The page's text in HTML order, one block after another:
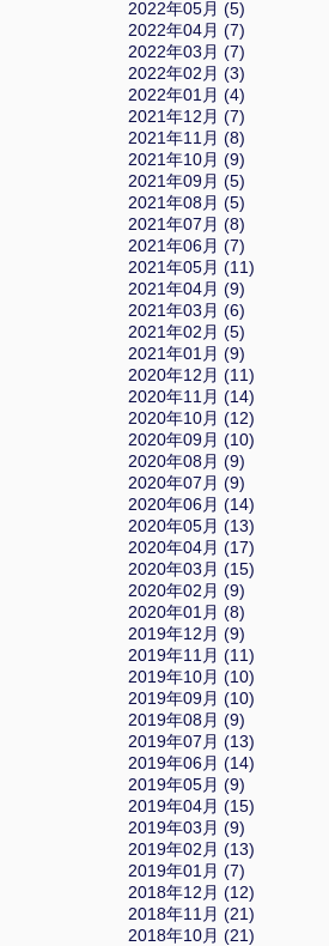
2022年05月 (5)
2022年04月 (7)
2022年03月 (7)
2022年02月 (3)
2022年01月 (4)
2021年12月 (7)
2021年11月 (8)
2021年10月 (9)
2021年09月 (5)
2021年08月 (5)
2021年07月 (8)
2021年06月 (7)
2021年05月 (11)
2021年04月 (9)
2021年03月 (6)
2021年02月 (5)
2021年01月 (9)
2020年12月 (11)
2020年11月 (14)
2020年10月 (12)
2020年09月 (10)
2020年08月 (9)
2020年07月 (9)
2020年06月 (14)
2020年05月 (13)
2020年04月 (17)
2020年03月 (15)
2020年02月 (9)
2020年01月 (8)
2019年12月 (9)
2019年11月 (11)
2019年10月 (10)
2019年09月 (10)
2019年08月 (9)
2019年07月 (13)
2019年06月 (14)
2019年05月 (9)
2019年04月 (15)
2019年03月 (9)
2019年02月 (13)
2019年01月 (7)
2018年12月 (12)
2018年11月 (21)
2018年10月 (21)